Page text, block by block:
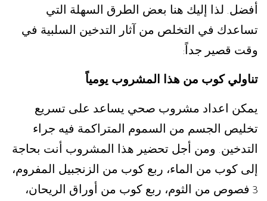
أفضل. لذا إليك هنا بعض الطرق السهلة التي
تساعدك في التخلص من آثار التدخين السلبية في
وقت قصير جداً :
تناولي كوب من هذا المشروب يومياً
يمكن اعداد مشروب صحي يساعد على تسريع
تخليص الجسم من السموم المتراكمة فيه جراء
التدخين. ومن أجل تحضير هذا المشروب أنت بحاجة
إلى كوب من الماء، ربع كوب من الزنجبيل المفروم،
3 فصوص من الثوم، ربع كوب من أوراق الريحان،